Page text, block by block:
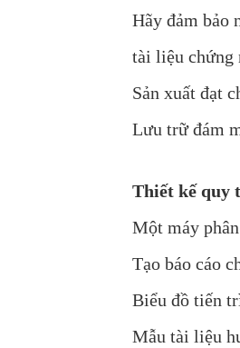
Hãy đảm bảo
tài liệu chứng
Sản xuất đạt
Lưu trữ đám
Thiết kế quy
Một máy
Tạo báo cáo
Biểu đồ tiến
Mẫu tài liệu